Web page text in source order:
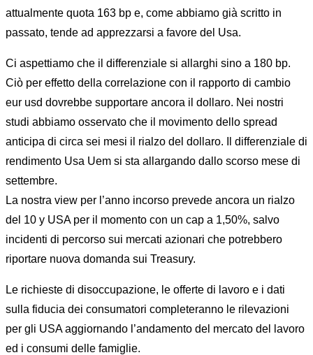
attualmente quota 163 bp e, come abbiamo già scritto in
passato, tende ad apprezzarsi a favore del Usa.
Ci aspettiamo che il differenziale si allarghi sino a 180 bp.
Ciò per effetto della correlazione con il rapporto di cambio
eur usd dovrebbe supportare ancora il dollaro. Nei nostri
studi abbiamo osservato che il movimento dello spread
anticipa di circa sei mesi il rialzo del dollaro. Il differenziale di
rendimento Usa Uem si sta allargando dallo scorso mese di
settembre.
La nostra view per l’anno incorso prevede ancora un rialzo
del 10 y USA per il momento con un cap a 1,50%, salvo
incidenti di percorso sui mercati azionari che potrebbero
riportare nuova domanda sui Treasury.
Le richieste di disoccupazione, le offerte di lavoro e i dati
sulla fiducia dei consumatori completeranno le rilevazioni
per gli USA aggiornando l’andamento del mercato del lavoro
ed i consumi delle famiglie.